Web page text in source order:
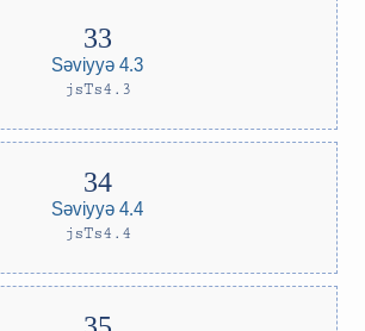
Səviyyə 4.3
jsTs4.3
Səviyyə 4.4
jsTs4.4